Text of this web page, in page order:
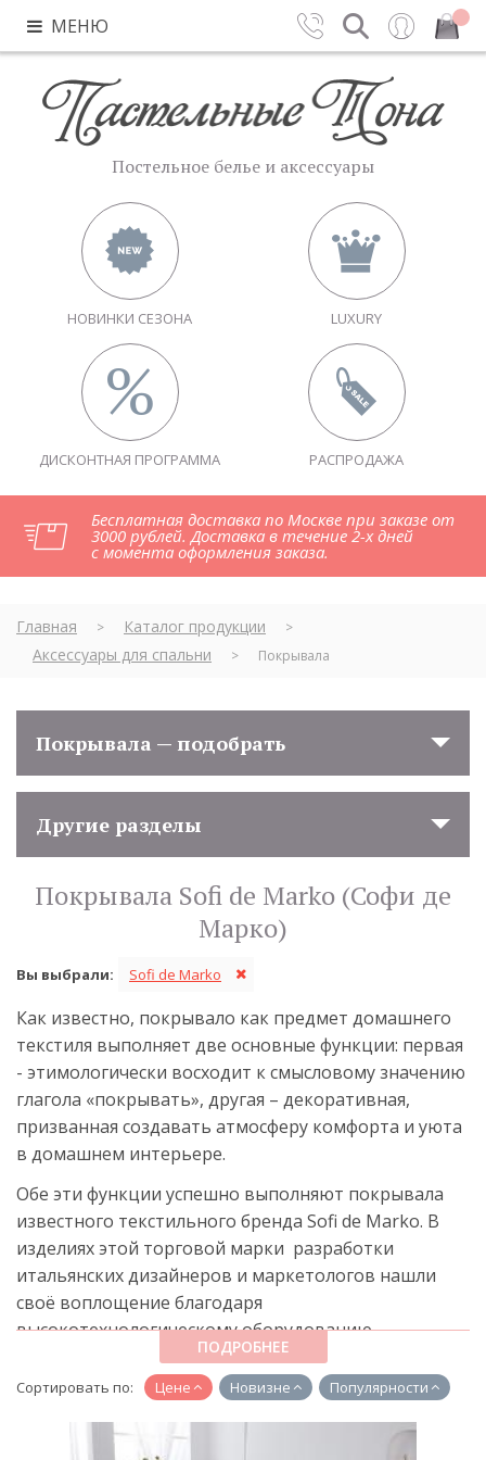
МЕНЮ Вход Закрыть
Постельное белье и аксессуары
НОВИНКИ СЕЗОНА LUXURY
ДИСКОНТНАЯ ПРОГРАММА РАСПРОДАЖА
Бесплатная доставка по Москве при заказе от
3000 рублей. Доставка в течение 2-х дней
с момента оформления заказа.
Главная > Каталог продукции >
Аксессуары для спальни > Покрывала
Покрывала — подобрать
Другие разделы
Покрывала Sofi de Marko (Софи де
Марко)
Вы выбрали: Sofi de Marko
Как известно, покрывало как предмет домашнего
текстиля выполняет две основные функции: первая
- этимологически восходит к смысловому значению
глагола «покрывать», другая – декоративная,
призванная создавать атмосферу комфорта и уюта
в домашнем интерьере.
Обе эти функции успешно выполняют покрывала
известного текстильного бренда Sofi de Marko. В
изделиях этой торговой марки разработки
итальянских дизайнеров и маркетологов нашли
своё воплощение благодаря
высокотехнологическому оборудованию,
применяемому на китайских предприятиях
текстильной промышленности.
Покрывала Софи де Марко на любой
ПОДРОБНЕЕ
Сортировать по: Цене Новизне Популярности